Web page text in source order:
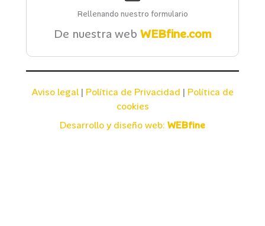
Rellenando nuestro formulario
De nuestra web WEBfine.com
Aviso legal | Política de Privacidad | Política de
cookies
Desarrollo y diseño web: WEBfine